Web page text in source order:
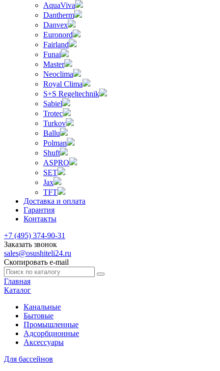
AquaViva
Dantherm
Danvex
Euronord
Fairland
Funai
Master
Neoclima
Royal Clima
S+S Regeltechnik
Sabiel
Trotec
Turkov
Ballu
Polman
Shuft
ASPRO
SET
Jax
TFT
Доставка и оплата
Гарантия
Контакты
+7 (495) 374-90-31
Заказать звонок
sales@osushiteli24.ru
Скопировать e-mail
Главная
Каталог
Канальные
Бытовые
Промышленные
Адсорбционные
Аксессуары
Для бассейнов